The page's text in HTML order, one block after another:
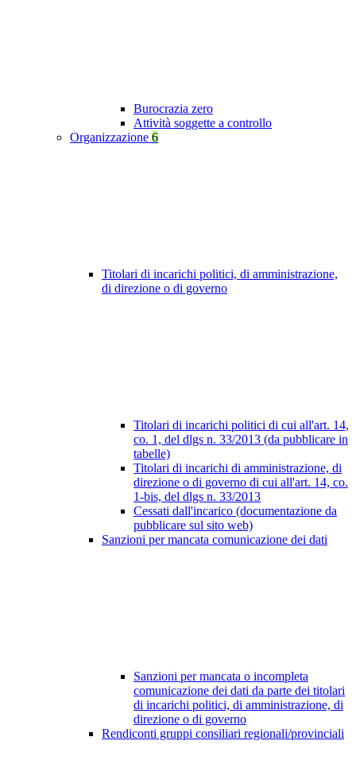
Burocrazia zero
Attività soggette a controllo
Organizzazione 6
Titolari di incarichi politici, di amministrazione,
di direzione o di governo
Titolari di incarichi politici di cui all'art. 14,
co. 1, del dlgs n. 33/2013 (da pubblicare in
tabelle)
Titolari di incarichi di amministrazione, di
direzione o di governo di cui all'art. 14, co.
1-bis, del dlgs n. 33/2013
Cessati dall'incarico (documentazione da
pubblicare sul sito web)
Sanzioni per mancata comunicazione dei dati
Sanzioni per mancata o incompleta
comunicazione dei dati da parte dei titolari
di incarichi politici, di amministrazione, di
direzione o di governo
Rendiconti gruppi consiliari regionali/provinciali